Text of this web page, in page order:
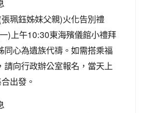
珮鈺姊妹父親)火化告別禮
)上午10:30東海殯儀館小禮拜
同心為遺族代禱。如需搭乘福
請向行政辦公室報名，當天上
出發。